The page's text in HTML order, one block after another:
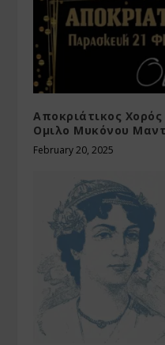
Αποκριάτικος
Ομιλο Μυκόνου
February 20, 2025